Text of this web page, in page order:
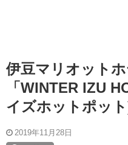
伊豆マリオット
「WINTER IZU
イズホットポッ
2019年11月28日